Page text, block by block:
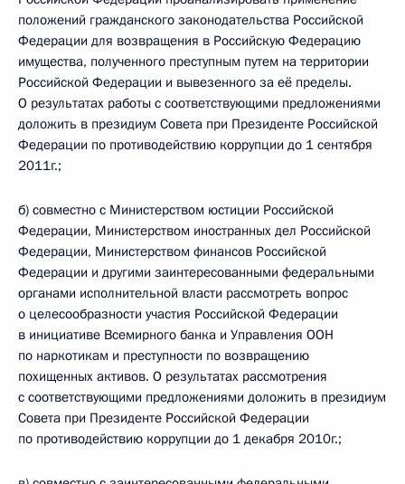
положений гражданского законодательства Российской
Федерации для возвращения в Российскую Федерацию
имущества, полученного преступным путем на территории
Российской Федерации и вывезенного за её пределы.
О результатах работы с соответствующими предложениями
доложить в президиум Совета при Президенте Российской
Федерации по противодействию коррупции до 1 сентября
2011г.;
б) совместно с Министерством юстиции Российской
Федерации, Министерством иностранных дел Российской
Федерации, Министерством финансов Российской
Федерации и другими заинтересованными федеральными
органами исполнительной власти рассмотреть вопрос
о целесообразности участия Российской Федерации
в инициативе Всемирного банка и Управления ООН
по наркотикам и преступности по возвращению
похищенных активов. О результатах рассмотрения
с соответствующими предложениями доложить в президиум
Совета при Президенте Российской Федерации
по противодействию коррупции до 1 декабря 2010г.;